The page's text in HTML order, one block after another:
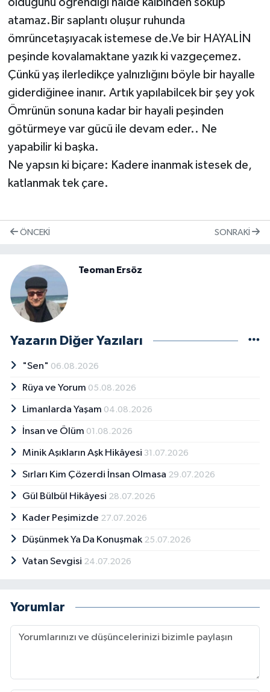
atamaz.Bir saplantı oluşur ruhunda
ömrüncetaşıyacak istemese de.Ve bir HAYALİN
peşinde kovalamaktane yazık ki vazgeçemez.
Çünkü yaş ilerledikçe yalnızlığını böyle bir hayalle
giderdiğinee inanır. Artık yapılabilcek bir şey yok
Ömrünün sonuna kadar bir hayali peşinden
götürmeye var gücü ile devam eder.. Ne
yapabilir ki başka.
Ne yapsın ki biçare: Kadere inanmak istesek de,
katlanmak tek çare.
ÖNCEKI SONRAKI
Teoman Ersöz
Yazarın Diğer Yazıları
"Sen" 06.08.2026
Rüya ve Yorum 05.08.2026
Limanlarda Yaşam 04.08.2026
İnsan ve Ölüm 01.08.2026
Minik Aşıkların Aşk Hikâyesi 31.07.2026
Sırları Kim Çözerdi İnsan Olmasa 29.07.2026
Gül Bülbül Hikâyesi 28.07.2026
Kader Peşimizde 27.07.2026
Düşünmek Ya Da Konuşmak 25.07.2026
Vatan Sevgisi 24.07.2026
Yorumlar